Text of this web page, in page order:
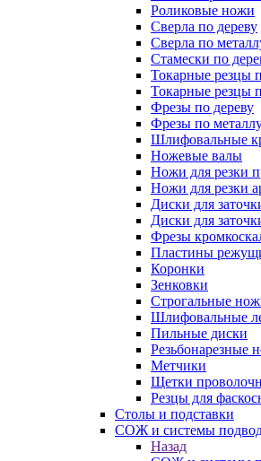
Роликовые ножи
Сверла по дереву
Сверла по
Стамески по
Токарные резцы
Токарные резцы
Фрезы по дереву
Фрезы по
Шлифовальные
Ножевые валы
Ножи для резки
Ножи для резки
Диски для
Диски для
Фрезы
Пластины
Коронки
Зенковки
Строгальные
Шлифовальные
Пильные диски
Резьбонарезные
Метчики
Щетки
Резцы для
Столы и подставки
СОЖ и системы
Назад